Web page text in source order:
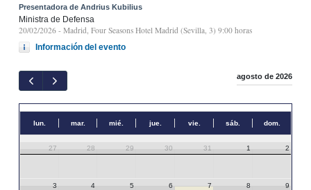
Presentadora de Andrius Kubilius
Ministra de Defensa
20/02/2026 - Madrid, Four Seasons Hotel Madrid (Sevilla, 3) 9:00 horas
Información del evento
agosto de 2026
lun. mar. mié. jue. vie. sáb. dom.
27 28 29 30 31 1 2
3 4 5 6 7 8 9